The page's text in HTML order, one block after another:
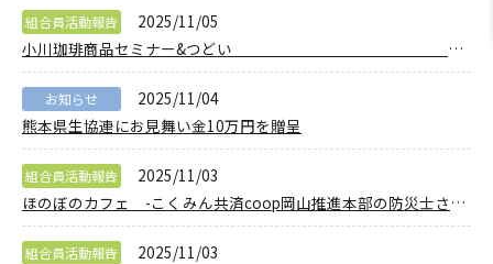
組合員活動報告
2025/11/05
小川珈琲商品セミナー&つどい 【美味しい珈琲の淹れ方】レッスンと珈琲のみながらほっとひといきタイム 【岡山東エリア桜が丘東コープ委員会】
お知らせ
2025/11/04
熊本県生協連にお見舞い金10万円を贈呈
組合員活動報告
2025/11/03
ほのぼのカフェ -こくみん共済coop岡山推進本部の防災士さんから、防災・減殺への対応について学びます- 【備北エリアパワーアップPJ】
組合員活動報告
2025/11/03